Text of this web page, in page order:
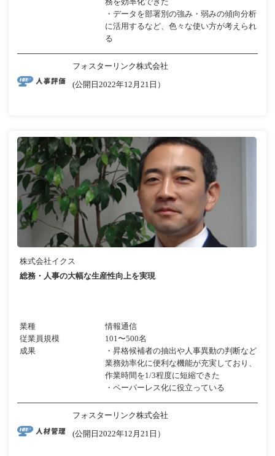
・データを部署別の強み・弱みの傾向分析
に活用するなど、色々な使い方が考えられ
る
フォスターリンク株式会社
(公開日2022年12月21日）
株式会社イクス
総務・人事の大幅な生産性向上を実現
業種
情報通信
従業員規模
101〜500名
成果
・昇格候補者の抽出や人事異動の判断など
業務効率化に便利な機能が充実しており、
作業時間を1/3程度に短縮できた
・ペーパーレス化に役立っている
フォスターリンク株式会社
(公開日2022年12月21日）